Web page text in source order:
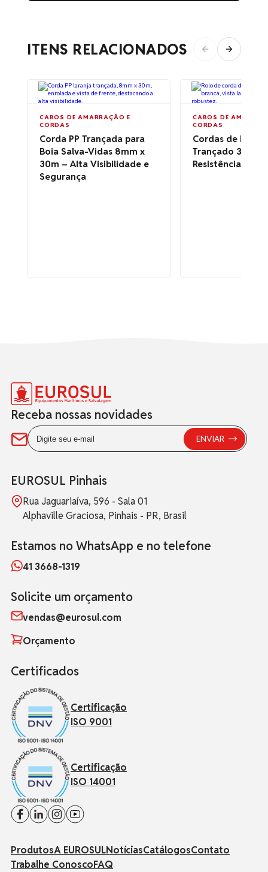
ITENS RELACIONADOS
CABOS DE AMARRAÇÃO E
CORDAS
Corda PP Trançada para
Boia Salva-Vidas 8mm x
30m – Alta Visibilidade e
Segurança
CABOS DE
CORDAS
Cordas de
Trançado 3P
Resistência e
Receba nossas novidades
EUROSUL Pinhais
Rua Jaguariaíva, 596 - Sala 01
Alphaville Graciosa, Pinhais - PR, Brasil
Estamos no WhatsApp e no telefone
41 3668-1319
Solicite um orçamento
vendas@eurosul.com
Orçamento
Certificados
Certificação
ISO 9001
Certificação
ISO 14001
ProdutosA EUROSULNotíciasCatálogosContato
Trabalhe ConoscoFAQ